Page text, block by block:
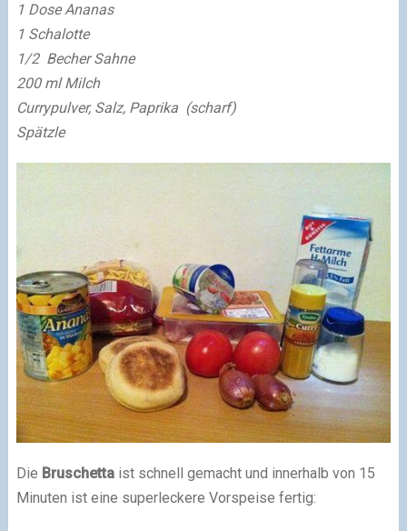
1 Dose Ananas
1 Schalotte
1/2 Becher Sahne
200 ml Milch
Currypulver, Salz, Paprika (scharf)
Spätzle
Die Bruschettaist schnell gemacht und innerhalb von 15
Minuten ist eine superleckere Vorspeise fertig: